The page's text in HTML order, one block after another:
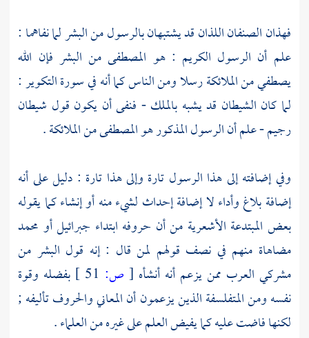
فهذان الصنفان اللذان قد يشتبهان بالرسول من البشر لما نفاهما :
علم أن الرسول الكريم : هو المصطفى من البشر فإن الله
يصطفي من الملائكة رسلا ومن الناس كما أنه في سورة التكوير :
لما كان الشيطان قد يشبه بالملك - فنفى أن يكون قول شيطان
رجيم - علم أن الرسول المذكور هو المصطفى من الملائكة .
وفي إضافته إلى هذا الرسول تارة وإلى هذا تارة : دليل على أنه
إضافة بلاغ وأداء لا إضافة إحداث لشيء منه أو إنشاء كما يقوله
بعض المبتدعة الأشعرية من أن حروفه ابتداء جبرائيلأو محمد
مضاهاة منهم في نصف قولهم لمن قال : إنه قول البشر من
مشركي العرب ممن يزعم أنه أنشأه [ ص:
بفضله وقوة
نفسه ومن المتفلسفة الذين يزعمون أن المعاني والحروف تأليفه ;
لكنها فاضت عليه كما يفيض العلم على غيره من العلماء .